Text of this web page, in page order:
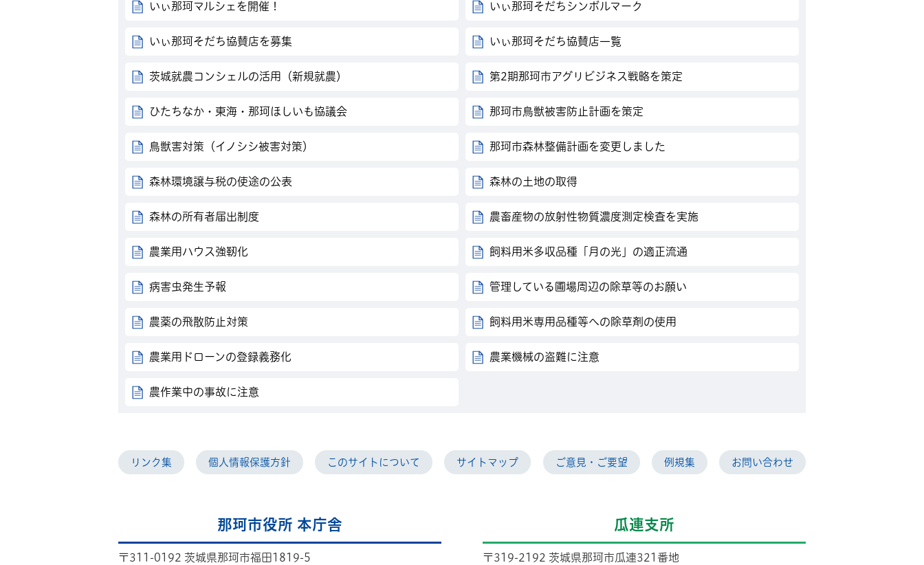
いぃ那珂マルシェを開催！ いぃ那珂そだちシンボルマーク
いぃ那珂そだち協賛店を募集 いぃ那珂そだち協賛店一覧
茨城就農コンシェルの活用（新規就農） 第2期那珂市アグリビジネス戦略を策定
ひたちなか・東海・那珂ほしいも協議会 那珂市鳥獣被害防止計画を策定
鳥獣害対策（イノシシ被害対策） 那珂市森林整備計画を変更しました
森林環境譲与税の使途の公表 森林の土地の取得
森林の所有者届出制度 農畜産物の放射性物質濃度測定検査を実施
農業用ハウス強靭化 飼料用米多収品種「月の光」の適正流通
病害虫発生予報 管理している圃場周辺の除草等のお願い
農薬の飛散防止対策 飼料用米専用品種等への除草剤の使用
農業用ドローンの登録義務化 農業機械の盗難に注意
農作業中の事故に注意
リンク集 個人情報保護方針 このサイトについて サイトマップ ご意見・ご要望 例規集 お問い合わせ
那珂市役所 本庁舎
〒311-0192 茨城県那珂市福田1819-5
瓜連支所
〒319-2192 茨城県那珂市瓜連321番地